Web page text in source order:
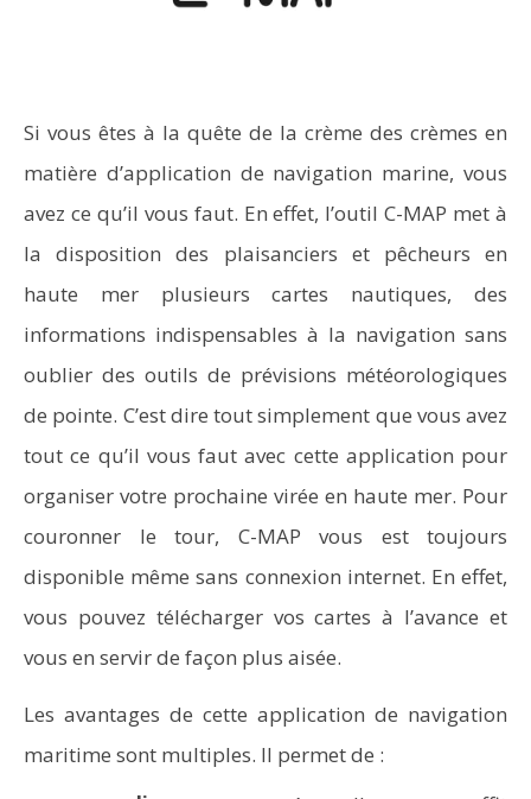
Si vous êtes à la quête de la crème des crèmes en
matière d’application de navigation marine, vous
avez ce qu’il vous faut. En effet, l’outil C-MAP met à
la disposition des plaisanciers et pêcheurs en
haute mer plusieurs cartes nautiques, des
informations indispensables à la navigation sans
oublier des outils de prévisions météorologiques
de pointe. C’est dire tout simplement que vous avez
tout ce qu’il vous faut avec cette application pour
organiser votre prochaine virée en haute mer. Pour
couronner le tour, C-MAP vous est toujours
disponible même sans connexion internet. En effet,
vous pouvez télécharger vos cartes à l’avance et
vous en servir de façon plus aisée.
Les avantages de cette application de navigation
maritime sont multiples. Il permet de :